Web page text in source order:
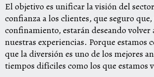
El objetivo es unificar la visión del
confianza a los clientes, que seguro que,
confinamiento, estarán deseando
nuestras experiencias. Porque estamos
que la diversión es uno de los mejores
tiempos difíciles como los que estamos